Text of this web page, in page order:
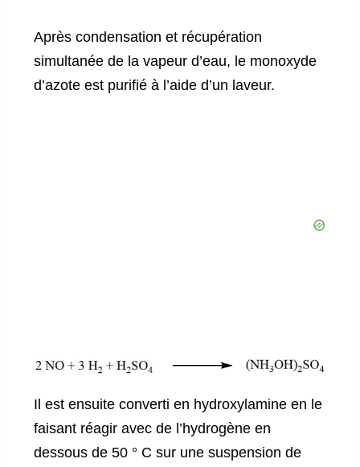
Après condensation et récupération
simultanée de la vapeur d’eau, le monoxyde
d’azote est purifié à l’aide d’un laveur.
Il est ensuite converti en hydroxylamine en le
faisant réagir avec de l’hydrogène en
dessous de 50 ° C sur une suspension de